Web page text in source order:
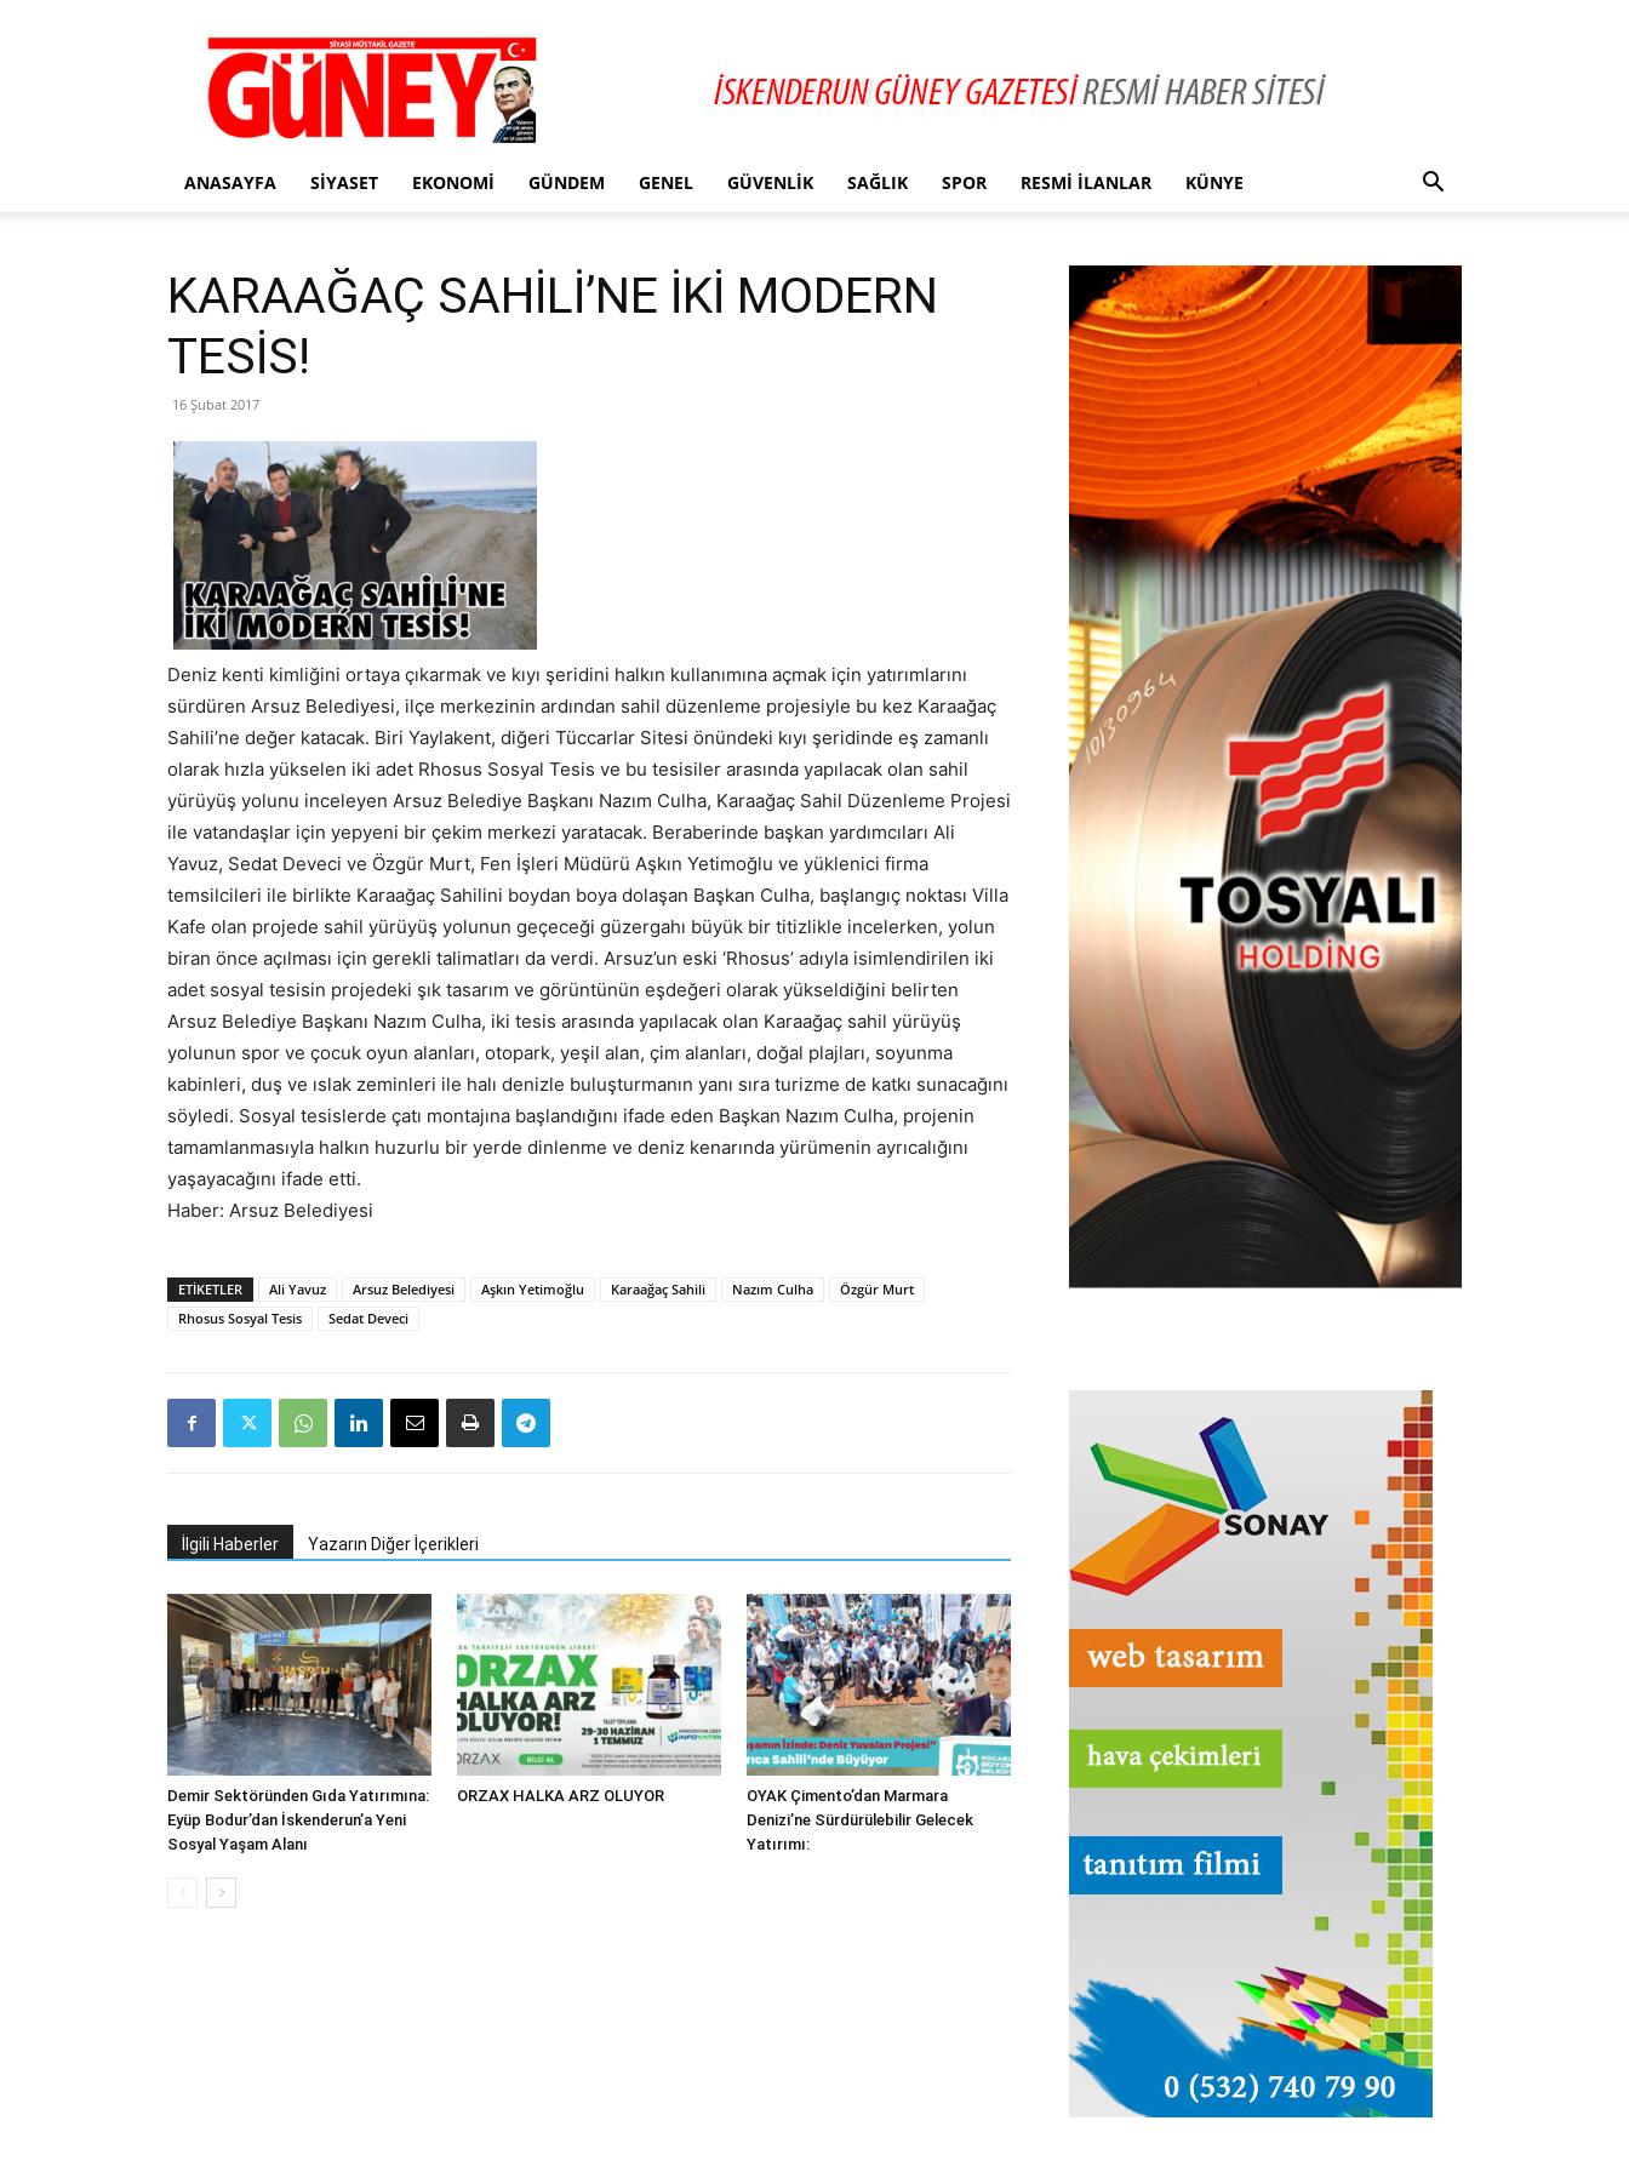
Gazete
Güney
ANASAYFA SIYASET EKONOMI GÜNDEM GENEL GÜVENLIK SAĞLIK SPOR RESMI İLANLAR KÜNYE
KARAAĞAÇ SAHİLİ’NE İKİ MODERN
TESİS!
16 Şubat 2017
Deniz kenti kimliğini ortaya çıkarmak ve kıyı şeridini halkın kullanımına açmak için yatırımlarını
sürdüren Arsuz Belediyesi, ilçe merkezinin ardından sahil düzenleme projesiyle bu kez Karaağaç
Sahili’ne değer katacak. Biri Yaylakent, diğeri Tüccarlar Sitesi önündeki kıyı şeridinde eş zamanlı
olarak hızla yükselen iki adet Rhosus Sosyal Tesis ve bu tesisiler arasında yapılacak olan sahil
yürüyüş yolunu inceleyen Arsuz Belediye Başkanı Nazım Culha, Karaağaç Sahil Düzenleme Projesi
ile vatandaşlar için yepyeni bir çekim merkezi yaratacak. Beraberinde başkan yardımcıları Ali
Yavuz, Sedat Deveci ve Özgür Murt, Fen İşleri Müdürü Aşkın Yetimoğlu ve yüklenici firma
temsilcileri ile birlikte Karaağaç Sahilini boydan boya dolaşan Başkan Culha, başlangıç noktası Villa
Kafe olan projede sahil yürüyüş yolunun geçeceği güzergahı büyük bir titizlikle incelerken, yolun
biran önce açılması için gerekli talimatları da verdi. Arsuz’un eski ‘Rhosus’ adıyla isimlendirilen iki
adet sosyal tesisin projedeki şık tasarım ve görüntünün eşdeğeri olarak yükseldiğini belirten
Arsuz Belediye Başkanı Nazım Culha, iki tesis arasında yapılacak olan Karaağaç sahil yürüyüş
yolunun spor ve çocuk oyun alanları, otopark, yeşil alan, çim alanları, doğal plajları, soyunma
kabinleri, duş ve ıslak zeminleri ile halı denizle buluşturmanın yanı sıra turizme de katkı sunacağını
söyledi. Sosyal tesislerde çatı montajına başlandığını ifade eden Başkan Nazım Culha, projenin
tamamlanmasıyla halkın huzurlu bir yerde dinlenme ve deniz kenarında yürümenin ayrıcalığını
yaşayacağını ifade etti.
Haber: Arsuz Belediyesi
ETIKETLER Ali Yavuz Arsuz Belediyesi Aşkın Yetimoğlu Karaağaç Sahili Nazım Culha
Özgür Murt
Rhosus Sosyal Tesis
Sedat Deveci
İlgili Haberler Yazarın Diğer İçerikleri
Demir Sektöründen Gıda Yatırımına:
Eyüp Bodur’dan İskenderun’a Yeni
Sosyal Yaşam Alanı
ORZAX HALKA ARZ OLUYOR
OYAK Çimento’dan Marmara
Denizi’ne Sürdürülebilir Gelecek
Yatırımı: